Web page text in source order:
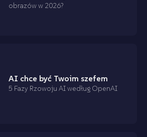
obrazów w 2026?
AI chce być Twoim szefem
5 Fazy Rzowoju AI według OpenAI